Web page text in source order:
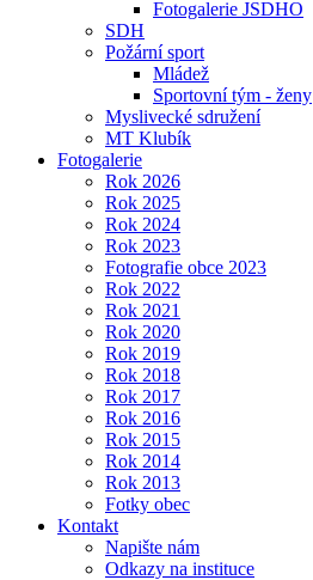
Fotogalerie JSDHO
SDH
Požární sport
Mládež
Sportovní tým - ženy
Myslivecké sdružení
MT Klubík
Fotogalerie
Rok 2026
Rok 2025
Rok 2024
Rok 2023
Fotografie obce 2023
Rok 2022
Rok 2021
Rok 2020
Rok 2019
Rok 2018
Rok 2017
Rok 2016
Rok 2015
Rok 2014
Rok 2013
Fotky obec
Kontakt
Napište nám
Odkazy na instituce